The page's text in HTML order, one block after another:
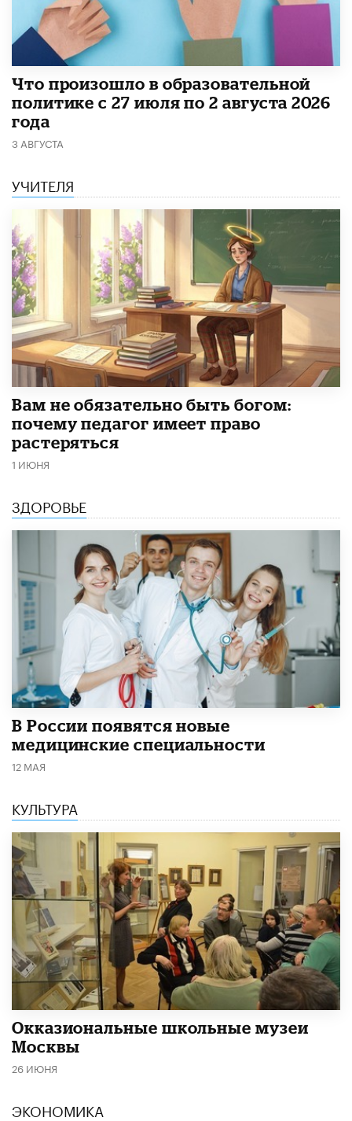
​Что произошло в образовательной
политике с 27 июля по 2 августа 2026
года
3 АВГУСТА
УЧИТЕЛЯ
​Вам не обязательно быть богом:
почему педагог имеет право
растеряться
1 ИЮНЯ
ЗДОРОВЬЕ
В России появятся новые
медицинские специальности
12 МАЯ
КУЛЬТУРА
​Окказиональные школьные музеи
Москвы
26 ИЮНЯ
ЭКОНОМИКА